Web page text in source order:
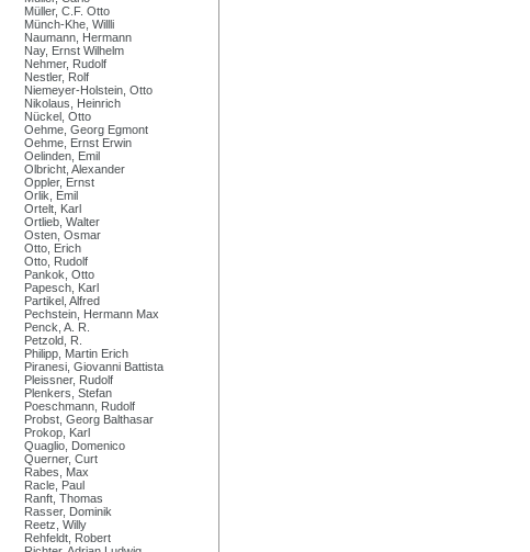
Müller, C.F. Otto
Münch-Khe, Willli
Naumann, Hermann
Nay, Ernst Wilhelm
Nehmer, Rudolf
Nestler, Rolf
Niemeyer-Holstein, Otto
Nikolaus, Heinrich
Nückel, Otto
Oehme, Georg Egmont
Oehme, Ernst Erwin
Oelinden, Emil
Olbricht, Alexander
Oppler, Ernst
Orlik, Emil
Ortelt, Karl
Ortlieb, Walter
Osten, Osmar
Otto, Erich
Otto, Rudolf
Pankok, Otto
Papesch, Karl
Partikel, Alfred
Pechstein, Hermann Max
Penck, A. R.
Petzold, R.
Philipp, Martin Erich
Piranesi, Giovanni Battista
Pleissner, Rudolf
Plenkers, Stefan
Poeschmann, Rudolf
Probst, Georg Balthasar
Prokop, Karl
Quaglio, Domenico
Querner, Curt
Rabes, Max
Racle, Paul
Ranft, Thomas
Rasser, Dominik
Reetz, Willy
Rehfeldt, Robert